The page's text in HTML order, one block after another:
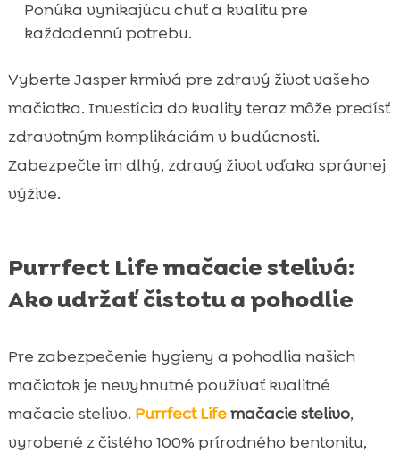
Ponúka vynikajúcu chuť a kvalitu pre
každodennú potrebu.
Vyberte Jasper krmivá pre zdravý život vašeho
mačiatka. Investícia do kvality teraz môže predísť
zdravotným komplikáciám v budúcnosti.
Zabezpečte im dlhý, zdravý život vďaka správnej
výžive.
Purrfect Life mačacie stelivá:
Ako udržať čistotu a pohodlie
Pre zabezpečenie hygieny a pohodlia našich
mačiatok je nevyhnutné používať kvalitné
mačacie stelivo. Purrfect Lifemačacie stelivo,
vyrobené z čistého 100% prírodného bentonitu,